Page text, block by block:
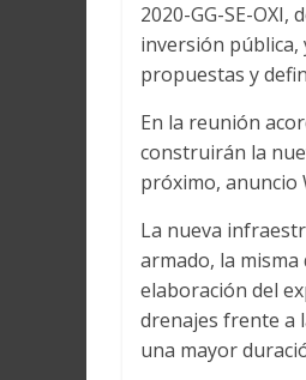
2020-GG-SE-
inversión pública,
propuestas y
En la reunión
construirán la
próximo, anuncio
La nueva
armado, la
elaboración del
drenajes frente a
una mayor